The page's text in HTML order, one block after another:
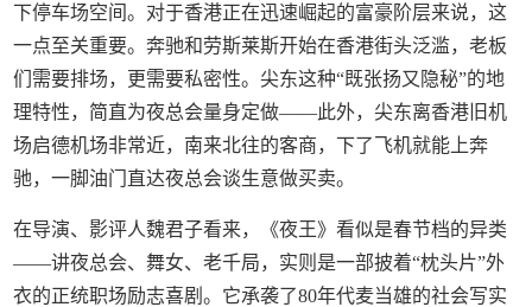
下停车场空间。对于香港正在迅速崛起的富豪阶层来说，这
一点至关重要。奔驰和劳斯莱斯开始在香港街头泛滥，老板
们需要排场，更需要私密性。尖东这种“既张扬又隐秘”的地
理特性，简直为夜总会量身定做——此外，尖东离香港旧机
场启德机场非常近，南来北往的客商，下了飞机就能上奔
驰，一脚油门直达夜总会谈生意做买卖。
在导演、影评人魏君子看来，《夜王》看似是春节档的异类
——讲夜总会、舞女、老千局，实则是一部披着“枕头片”外
衣的正统职场励志喜剧。它承袭了80年代麦当雄的社会写实